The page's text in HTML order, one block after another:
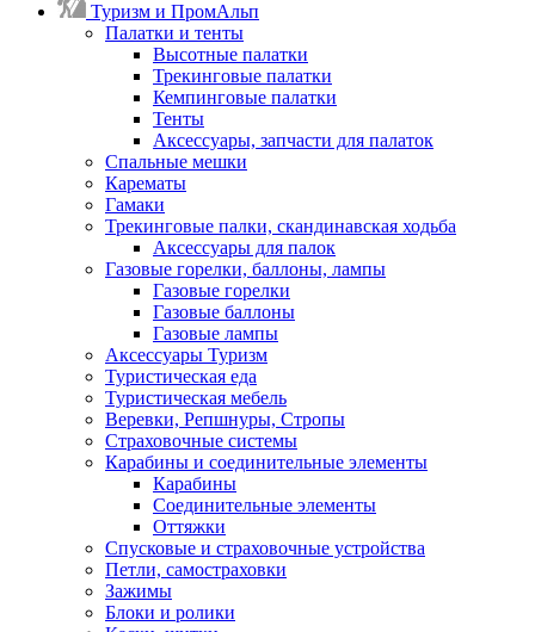
Туризм и ПромАльп
Палатки и тенты
Высотные палатки
Трекинговые палатки
Кемпинговые палатки
Тенты
Аксессуары, запчасти для палаток
Спальные мешки
Карематы
Гамаки
Трекинговые палки, скандинавская ходьба
Аксессуары для палок
Газовые горелки, баллоны, лампы
Газовые горелки
Газовые баллоны
Газовые лампы
Аксессуары Туризм
Туристическая еда
Туристическая мебель
Веревки, Репшнуры, Стропы
Страховочные системы
Карабины и соединительные элементы
Карабины
Соединительные элементы
Оттяжки
Спусковые и страховочные устройства
Петли, самостраховки
Зажимы
Блоки и ролики